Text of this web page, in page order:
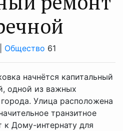
Общество 61
начнётся капитальный
одной из важных
Улица расположена
транзитное
к Дому-интернату для